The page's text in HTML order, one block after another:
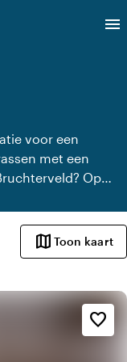
menu
voor een
met een
Op
Bekijk alle
verzorgd private
map Toon kaart
favorite_border
Sfeer en esthetiek
home
Huiselijk